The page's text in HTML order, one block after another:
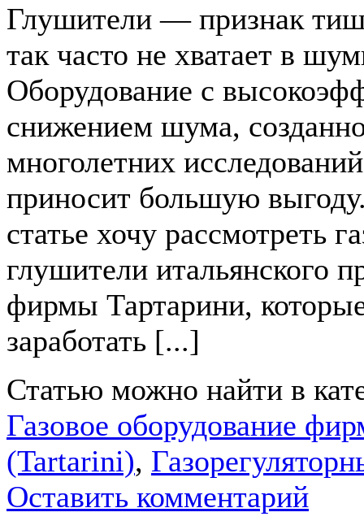
Глушители — признак
так часто не хватает в
Оборудование с
снижением шума,
многолетних
приносит большую
статье хочу рассмотреть
глушители итальянского
фирмы Тартарини,
заработать [...]
Статью можно найти в
Газовое оборудование
(Tartarini),
Оставить комментарий